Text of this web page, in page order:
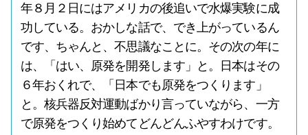
年８月２日にはアメリカの後追いで水爆実験に成
功している。おかしな話で、でき上がっているん
です、ちゃんと、不思議なことに。その次の年に
は、「はい、原発を開発します」と。日本はその
６年おくれで、「日本でも原発をつくります」
と。核兵器反対運動ばかり言っていながら、一方
で原発をつくり始めてどんどんふやすわけです。